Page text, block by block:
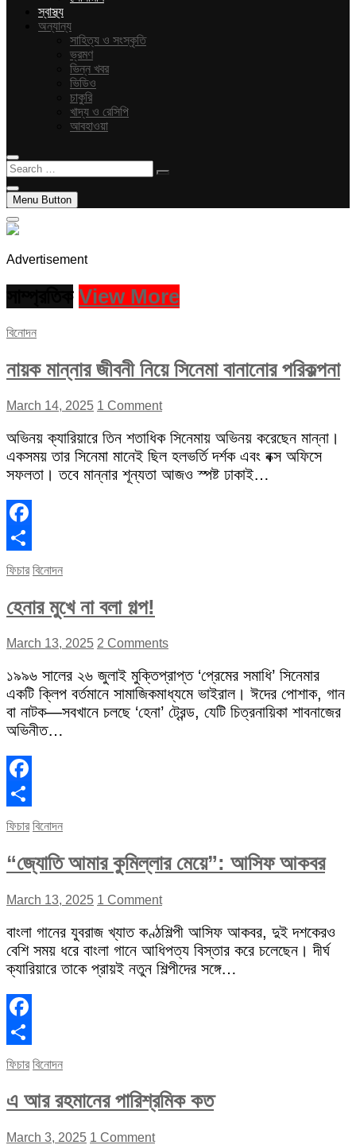
স্বাস্থ্য
অন্যান্য
সাহিত্য ও সংস্কৃতি
ভ্রমণ
ভিন্ন খবর
ভিডিও
চাকুরি
খাদ্য ও রেসিপি
আবহাওয়া
Search
…
Menu Button
Advertisement
View More
বিনোদন
নায়ক মান্নার জীবনী নিয়ে সিনেমা বানানোর পরিকল্পনা
March 14, 2025 1 Comment
অভিনয় ক্যারিয়ারে তিন শতাধিক সিনেমায় অভিনয় করেছেন মান্না।
একসময় তার সিনেমা মানেই ছিল হলভর্তি দর্শক এবং বক্স অফিসে
সফলতা। তবে মান্নার শূন্যতা আজও স্পষ্ট ঢাকাই…
Facebook
Share
ফিচার বিনোদন
হেনার মুখে না বলা গল্প!
March 13, 2025 2 Comments
১৯৯৬ সালের ২৬ জুলাই মুক্তিপ্রাপ্ত ‘প্রেমের সমাধি’ সিনেমার
একটি ক্লিপ বর্তমানে সামাজিকমাধ্যমে ভাইরাল। ঈদের পোশাক, গান
বা নাটক—সবখানে চলছে ‘হেনা’ ট্রেন্ড, যেটি চিত্রনায়িকা শাবনাজের
অভিনীত…
Facebook
Share
ফিচার বিনোদন
“জ্যোতি আমার কুমিল্লার মেয়ে”: আসিফ আকবর
March 13, 2025 1 Comment
বাংলা গানের যুবরাজ খ্যাত কণ্ঠশিল্পী আসিফ আকবর, দুই দশকেরও
বেশি সময় ধরে বাংলা গানে আধিপত্য বিস্তার করে চলেছেন। দীর্ঘ
ক্যারিয়ারে তাকে প্রায়ই নতুন শিল্পীদের সঙ্গে…
Facebook
Share
ফিচার বিনোদন
এ আর রহমানের পারিশ্রমিক কত
March 3, 2025 1 Comment